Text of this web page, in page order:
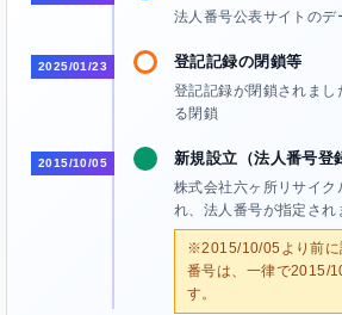
法人番号公表サイトのデ
2025/01/23 登記記録の閉鎖等
登記記録が閉鎖されま
る閉鎖
2015/10/05 新規設立（法人番号登
株式会社六ヶ所リサイク
れ、法人番号が指定され
※2015/10/05より前に
番号は、一律で2015/
す。